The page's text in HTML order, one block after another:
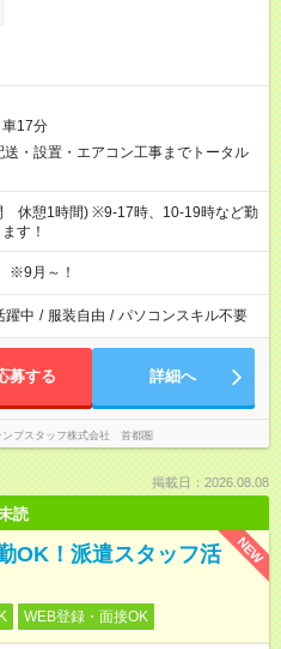
車17分
・設置・エアコン工事までトータル
休憩1時間) ※9-17時、10-19時など勤
す！
※9月～！
躍中 / 服装自由 / パソコンスキル不要
募する 詳細へ
ンプスタッフ株式会社 首都圏
掲載日：2026.08.08
読
NEW
OK！派遣スタッフ活
WEB登録・面接OK